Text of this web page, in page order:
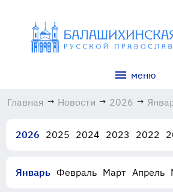
меню
Главная → Новости → 2026 →
2026 2025 2024 2023 2022
Январь Февраль Март Апрель